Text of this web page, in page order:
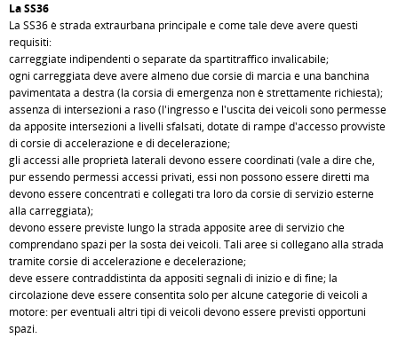
La SS36
La SS36 è strada extraurbana principale e come tale deve avere questi
requisiti:
carreggiate indipendenti o separate da spartitraffico invalicabile;
ogni carreggiata deve avere almeno due corsie di marcia e una banchina
pavimentata a destra (la corsia di emergenza non è strettamente richiesta);
assenza di intersezioni a raso (l'ingresso e l'uscita dei veicoli sono permesse
da apposite intersezioni a livelli sfalsati, dotate di rampe d'accesso provviste
di corsie di accelerazione e di decelerazione;
gli accessi alle proprietà laterali devono essere coordinati (vale a dire che,
pur essendo permessi accessi privati, essi non possono essere diretti ma
devono essere concentrati e collegati tra loro da corsie di servizio esterne
alla carreggiata);
devono essere previste lungo la strada apposite aree di servizio che
comprendano spazi per la sosta dei veicoli. Tali aree si collegano alla strada
tramite corsie di accelerazione e decelerazione;
deve essere contraddistinta da appositi segnali di inizio e di fine; la
circolazione deve essere consentita solo per alcune categorie di veicoli a
motore: per eventuali altri tipi di veicoli devono essere previsti opportuni
spazi.